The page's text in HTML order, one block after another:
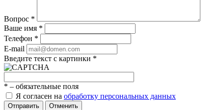
Вопрос *
Ваше имя *
Телефон *
E-mail
Введите текст с картинки *
* – обязательные поля
Я согласен на обработку персональных данных
Отменить